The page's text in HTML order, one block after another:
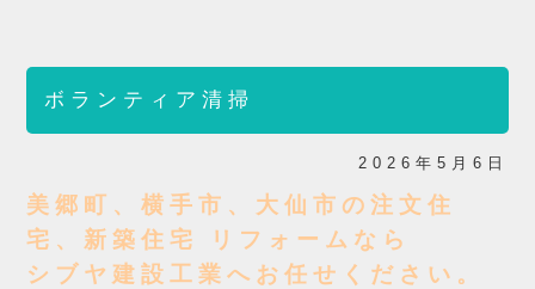
ボランティア清掃
2026年5月6日
美郷町、横手市、大仙市の注文住
宅、新築住宅 リフォームなら
シブヤ建設工業へお任せください。